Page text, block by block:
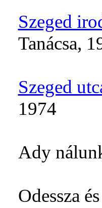
Szeged
Tanácsa,
Szeged
1974
Ady
Odessza